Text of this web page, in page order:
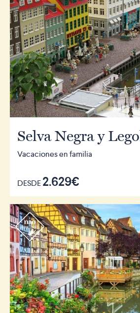
Selva Negra y
Vacaciones en familia
DESDE2.629€
r